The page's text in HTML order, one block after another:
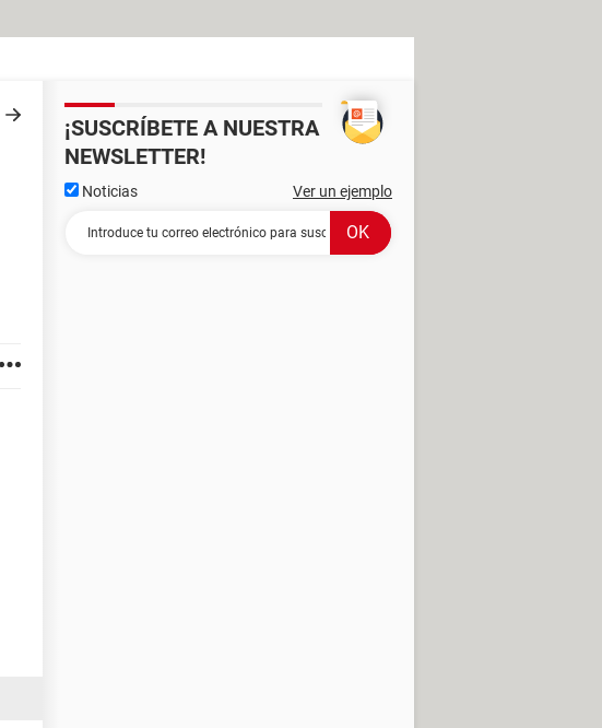
¡SUSCRÍBETE A NUESTRA
NEWSLETTER!
Noticias Ver un ejemplo